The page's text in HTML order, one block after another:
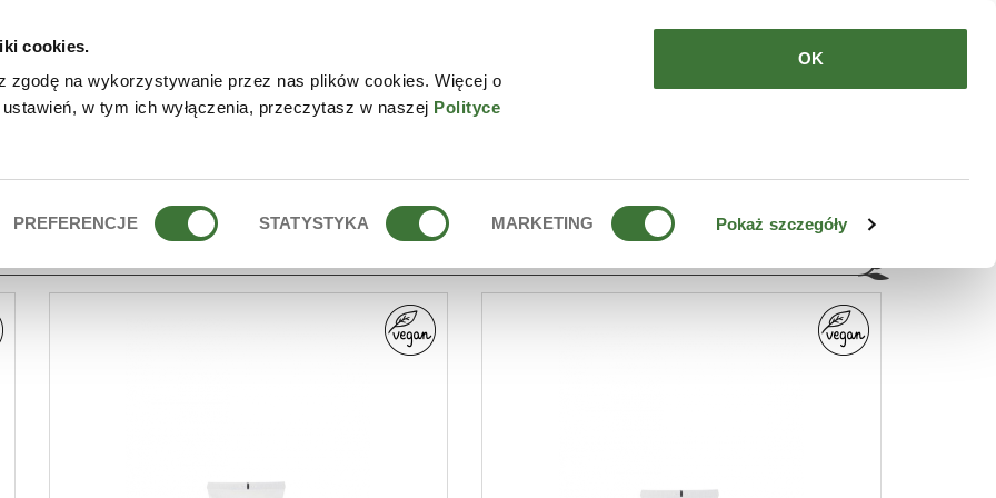
cookies.
zgodę na wykorzystywanie przez nas plików cookies. Więcej o
w tym ich wyłączenia, przeczytasz w naszej Polityce
PREFERENCJE STATYSTYKA MARKETING Pokaż szczegóły
OK
CONTACTO
CON ÁCIDOS
Y EXFOLIANTE CON ÁCIDOS